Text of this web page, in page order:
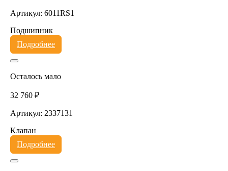
Артикул: 6011RS1
Подшипник
Подробнее
Осталось мало
32 760 ₽
Артикул: 2337131
Клапан
Подробнее